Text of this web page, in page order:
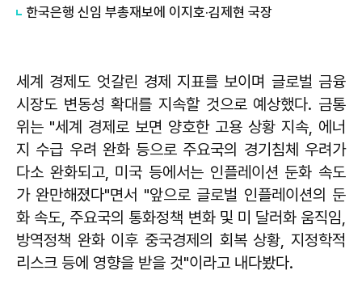
한국은행 신임 부총재보에 이지호·김제현 국장
세계 경제도 엇갈린 경제 지표를 보이며 글로벌 금융
시장도 변동성 확대를 지속할 것으로 예상했다. 금통
위는 "세계 경제로 보면 양호한 고용 상황 지속, 에너
지 수급 우려 완화 등으로 주요국의 경기침체 우려가
다소 완화되고, 미국 등에서는 인플레이션 둔화 속도
가 완만해졌다"면서 "앞으로 글로벌 인플레이션의 둔
화 속도, 주요국의 통화정책 변화 및 미 달러화 움직임,
방역정책 완화 이후 중국경제의 회복 상황, 지정학적
리스크 등에 영향을 받을 것"이라고 내다봤다.